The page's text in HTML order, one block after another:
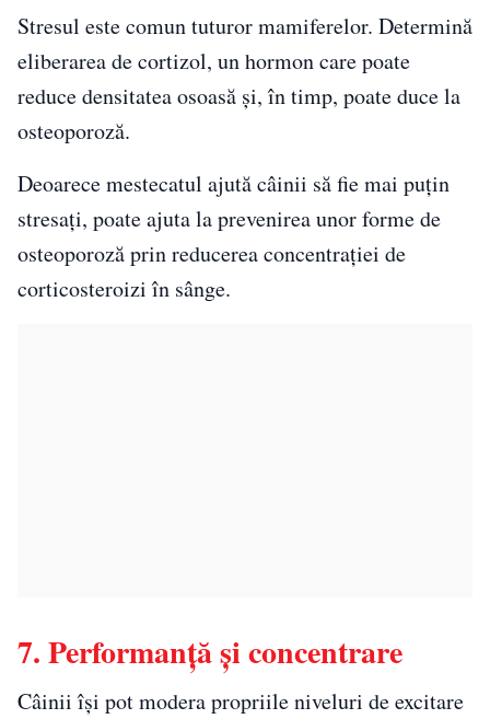
Stresul este comun tuturor mamiferelor. Determină
eliberarea de cortizol, un hormon care poate
reduce densitatea osoasă și, în timp, poate duce la
osteoporoză.
Deoarece mestecatul ajută câinii să fie mai puțin
stresați, poate ajuta la prevenirea unor forme de
osteoporoză prin reducerea concentrației de
corticosteroizi în sânge.
7. Performanță și concentrare
Câinii își pot modera propriile niveluri de excitare